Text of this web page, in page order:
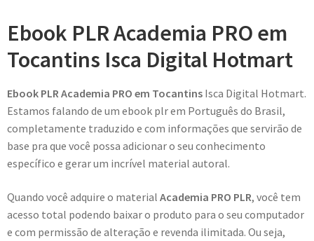
Ebook PLR Academia PRO em
Tocantins Isca Digital Hotmart
Ebook PLR Academia PRO em Tocantins Isca Digital Hotmart.
Estamos falando de um ebook plr em Português do Brasil,
completamente traduzido e com informações que servirão de
base pra que você possa adicionar o seu conhecimento
específico e gerar um incrível material autoral.
Quando você adquire o material Academia PRO PLR, você tem
acesso total podendo baixar o produto para o seu computador
e com permissão de alteração e revenda ilimitada. Ou seja,